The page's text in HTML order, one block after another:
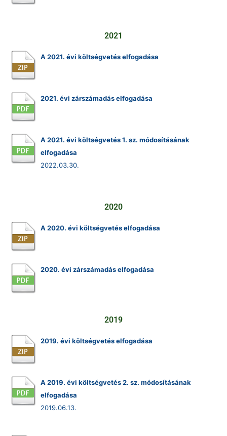
2021
A 2021. évi költségvetés elfogadása
2021. évi zárszámadás elfogadása
A 2021. évi költségvetés 1. sz. módosításának
elfogadása
2022.03.30.
2020
A 2020. évi költségvetés elfogadása
2020. évi zárszámadás elfogadása
2019
2019. évi költségvetés elfogadása
A 2019. évi költségvetés 2. sz. módosításának
elfogadása
2019.06.13.